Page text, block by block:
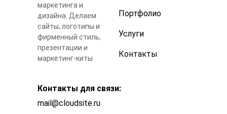
Портфолио
Услуги
Контакты
Контакты для связи:
mail@cloudsite.ru
маркетинга и
дизайна. Делаем
сайты, логотипы и
фирменный стиль,
презентации и
маркетинг-киты